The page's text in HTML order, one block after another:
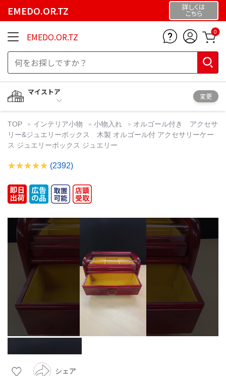
EMEDO.OR.TZ 詳しくは
こちら
EMEDO.OR.TZ 0
マイストア
変更
TOP インテリア小物 小物入れ
オルゴール付き アクセサ
リー&ジュエリーボックス 木製 オルゴール付 アクセサリーケー
ス ジュエリーボックス ジュエリー
(2392)
シェア